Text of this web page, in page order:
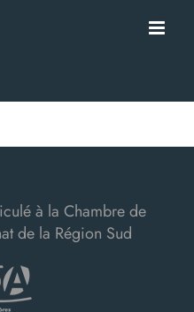
à la Chambre de
de la Région Sud